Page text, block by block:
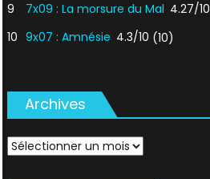
9
7x09 : La morsure du Mal 4.27/10
10 9x07 : Amnésie 4.3/10 (10)
Archives
Archives